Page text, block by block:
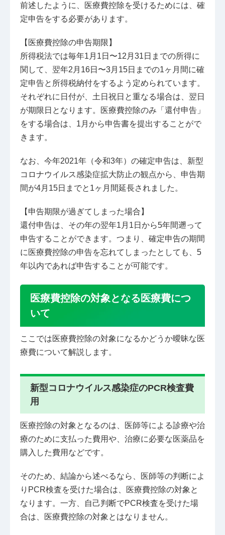
前述したように、医療費控除を受けるためには、確
定申告をする必要があります。
【医療費控除の申告期限】
所得税法では毎年1月1日〜12月31日までの所得に
関して、翌年2月16日〜3月15日までの1ヶ月間に確
定申告と所得税納付をするよう定められています。
それぞれに日付が、土日祝日と重なる場合は、翌日
が期限日となります。医療費控除のみ「還付申告」
をする場合は、1月から申告書を提出することがで
きます。
なお、今年2021年（令和3年）の確定申告は、新型
コロナウイルス感染症拡大防止の観点から、申告期
間が4月15日までと1ヶ月間延長されました。
【申告期限が過ぎてしまった場合】
還付申告は、その年の翌年1月1日から5年間遡って
申告することができます。つまり、確定申告の期間
に医療費控除の申告を忘れてしまったとしても、5
年以内であれば申告することが可能です。
医療費控除の対象となる医療費につ
いて
ここでは医療費控除の対象になるかどうか曖昧な医
療費について解説します。
新型コロナウイルス感染症のPCR検査費
用
医療控除の対象となるのは、医師等による診療や治
療のために支払った費用や、治療に必要な医薬品を
購入した費用などです。
そのため、結論から述べるなら、医師等の判断によ
りPCR検査を受けた場合は、医療費控除の対象と
なります。一方、自己判断でPCR検査を受けた場
合は、医療費控除の対象とはなりません。